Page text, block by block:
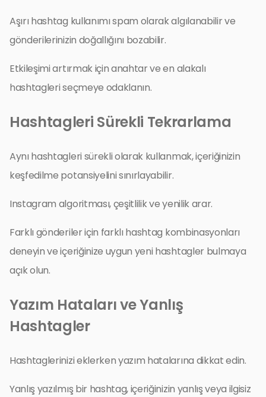
Aşırı hashtag kullanımı spam olarak algılanabilir ve
gönderilerinizin doğallığını bozabilir.
Etkileşimi artırmak için anahtar ve en alakalı
hashtagleri seçmeye odaklanın.
Hashtagleri Sürekli Tekrarlama
Aynı hashtagleri sürekli olarak kullanmak, içeriğinizin
keşfedilme potansiyelini sınırlayabilir.
Instagram algoritması, çeşitlilik ve yenilik arar.
Farklı gönderiler için farklı hashtag kombinasyonları
deneyin ve içeriğinize uygun yeni hashtagler bulmaya
açık olun.
Yazım Hataları ve Yanlış
Hashtagler
Hashtaglerinizi eklerken yazım hatalarına dikkat edin.
Yanlış yazılmış bir hashtag, içeriğinizin yanlış veya ilgisiz